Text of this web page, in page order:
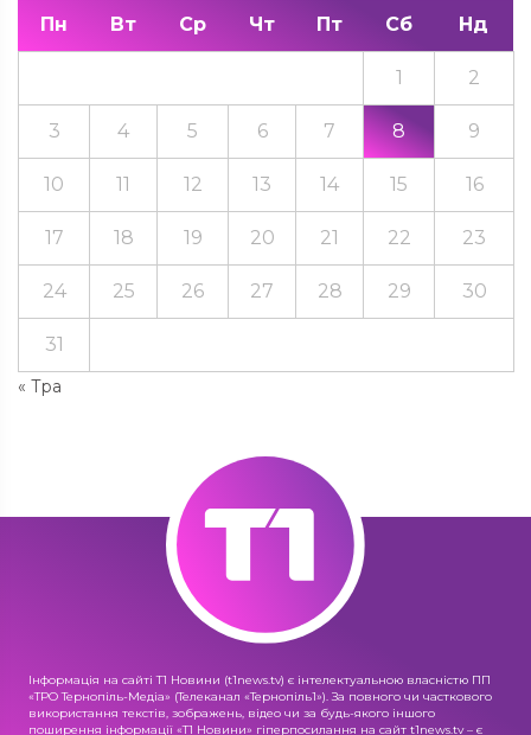
Пн Вт Ср Чт Пт Сб Нд
« Тра
1 2
3 4 5 6 7 8 9
10 11 12 13 14 15 16
17 18 19 20 21 22 23
24 25 26 27 28 29 30
31
Інформація на сайті Т1 Новини (t1news.tv) є інтелектуальною власністю ПП
«ТРО Тернопіль-Медіа» (Телеканал «Тернопіль1»). За повного чи часткового
використання текстів, зображень, відео чи за будь-якого іншого
поширення інформації «Т1 Новини» гіперпосилання на сайт t1news.tv – є